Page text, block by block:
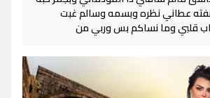
عطاني نظره وبسمه وسالم غبت
قلبي وما نساكم بس وربي من